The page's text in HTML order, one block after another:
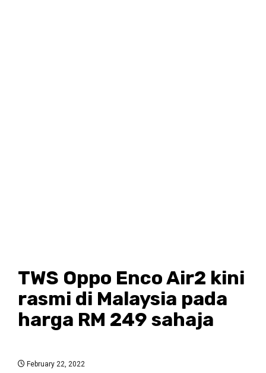
TWS Oppo Enco Air2 kini
rasmi di Malaysia pada
harga RM 249 sahaja
February 22, 2022